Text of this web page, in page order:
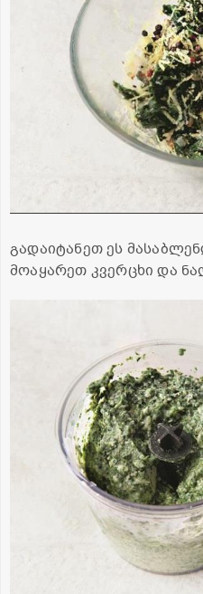
გადაიტანეთ ეს
მოაყარეთ კვერცხი და